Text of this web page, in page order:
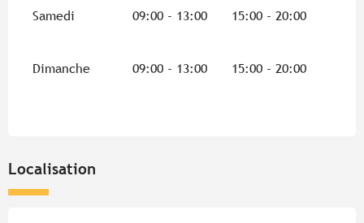
Samedi 09:00 - 13:00 15:00 - 20:00
Dimanche 09:00 - 13:00 15:00 - 20:00
Localisation